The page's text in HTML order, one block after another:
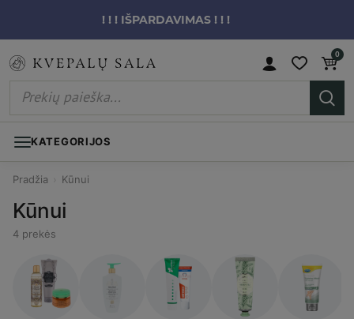
! ! ! IŠPARDAVIMAS ! ! !
0
KATEGORIJOS
Pradžia Kūnui
Kūnui
4 prekės